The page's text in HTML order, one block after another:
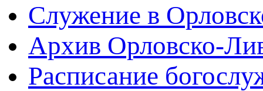
Служение в
Архив Орловско-
Расписание